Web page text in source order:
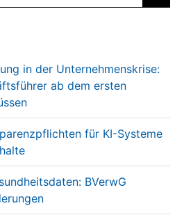
in der Unternehmenskrise:
ab dem ersten
für KI-Systeme
BVerwG